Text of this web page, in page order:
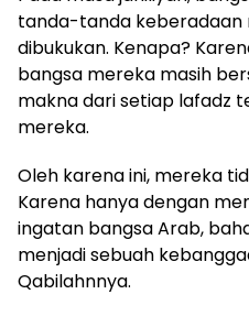
tanda-tanda keberadaan
dibukukan. Kenapa?
bangsa mereka masih
makna dari setiap lafadz
mereka.
Oleh karena ini, mereka
Karena hanya dengan
ingatan bangsa Arab,
menjadi sebuah
Qabilahnnya.